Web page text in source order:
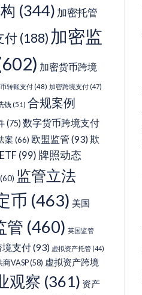
(344) 加密托管
付 (188) 加密监
加密货币跨境
转账支付 (48) 加密跨境支付 (47)
钱(51) 合规案例
(75) 数字货币跨境支付
案 (66) 欧盟监管 (93)欺
(99) 牌照动态
(60) 监管立法
币 (463) 美国
管 (460) 英国监管
境支付(93) 虚拟资产托管 (44)
VASP(58) 虚拟资产跨境
观察 (361) 资产